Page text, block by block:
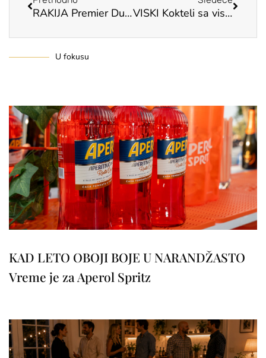
RAKIJA Premier Dunja VISKI Kokteli sa viskijem
U fokusu
KAD LETO OBOJI BOJE U NARANDŽASTO
Vreme je za Aperol Spritz